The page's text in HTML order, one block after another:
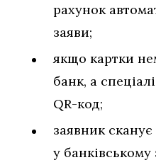
рахунок
заяви;
якщо картки
банк, а
QR-код;
заявник
у банківському